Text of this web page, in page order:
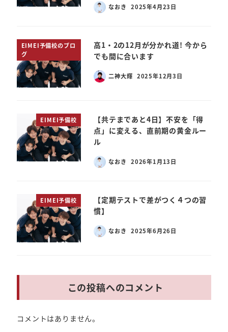
なおき 2025年4月23日
EIMEI予備校のブロ
グ
高1・2の12月が分かれ道! 今から
でも間に合います
二神大輝 2025年12月3日
EIMEI予備校
【共テまであと4日】不安を「得
点」に変える、直前期の黄金ルー
ル
なおき 2026年1月13日
EIMEI予備校
【定期テストで差がつく４つの習
慣】
なおき 2025年6月26日
この投稿へのコメント
コメントはありません。